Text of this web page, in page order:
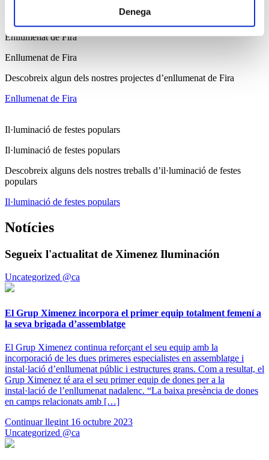
Denega
Enllumenat de Fira
Enllumenat de Fira
Descobreix algun dels nostres projectes d’enllumenat de Fira
Enllumenat de Fira
Il·luminació de festes populars
Il·luminació de festes populars
Descobreix alguns dels nostres treballs d’il·luminació de festes
populars
Il·luminació de festes populars
Notícies
Segueix l'actualitat de Ximenez Iluminación
Uncategorized @ca
El Grup Ximenez incorpora el primer equip totalment femení a
la seva brigada d’assemblatge
El Grup Ximenez continua reforçant el seu equip amb la
incorporació de les dues primeres especialistes en assemblatge i
instal·lació d’enllumenat públic i estructures grans. Com a resultat, el
Grup Ximenez té ara el seu primer equip de dones per a la
instal·lació de l’enllumenat nadalenc. “La baixa presència de dones
en camps relacionats amb […]
Continuar llegint 16 octubre 2023
Uncategorized @ca